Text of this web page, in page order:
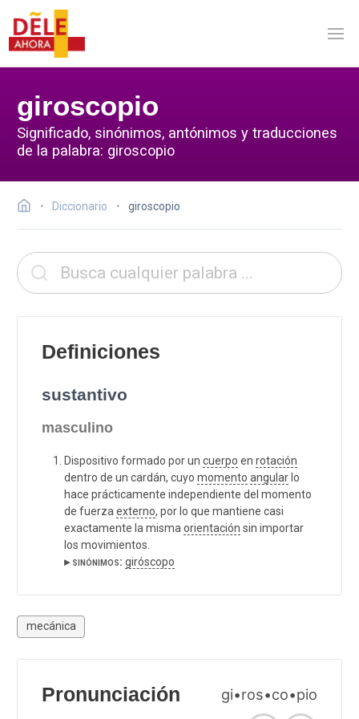
giroscopio
Significado, sinónimos, antónimos y traducciones
de la palabra: giroscopio
Diccionario giroscopio
Definiciones
sustantivo
masculino
Dispositivo formado por un cuerpo en rotación
dentro de un cardán, cuyo momento angular lo
hace prácticamente independiente del momento
de fuerza externo, por lo que mantiene casi
exactamente la misma orientación sin importar
los movimientos.
▸ sinónimos: giróscopo
mecánica
Pronunciación gi•ros•co•pio